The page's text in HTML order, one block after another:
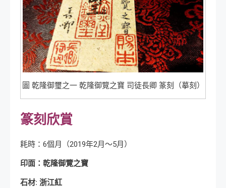
圖 乾隆御璽之一 乾隆御覽之寶 司徒長卿 篆刻（摹刻）
篆刻欣賞
耗時：6個月（2019年2月～5月）
印面：乾隆御覽之寶
石材: 浙江紅